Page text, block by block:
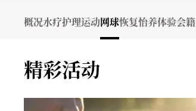
概况水疗护理运动网球恢复怡养体验会籍
精彩活动